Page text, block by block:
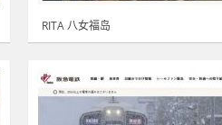
RITA 八女福岛